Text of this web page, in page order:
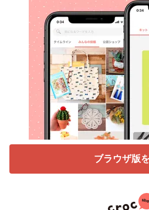
ブラウザ版